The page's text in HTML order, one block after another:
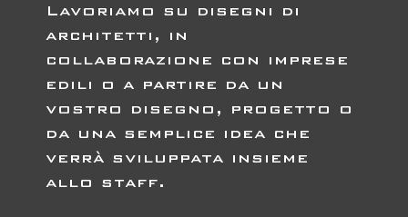
Lavoriamo su disegni di
architetti, in
collaborazione con imprese
edili o a partire da un
vostro disegno, progetto o
da una semplice idea che
verrà sviluppata insieme
allo staff.